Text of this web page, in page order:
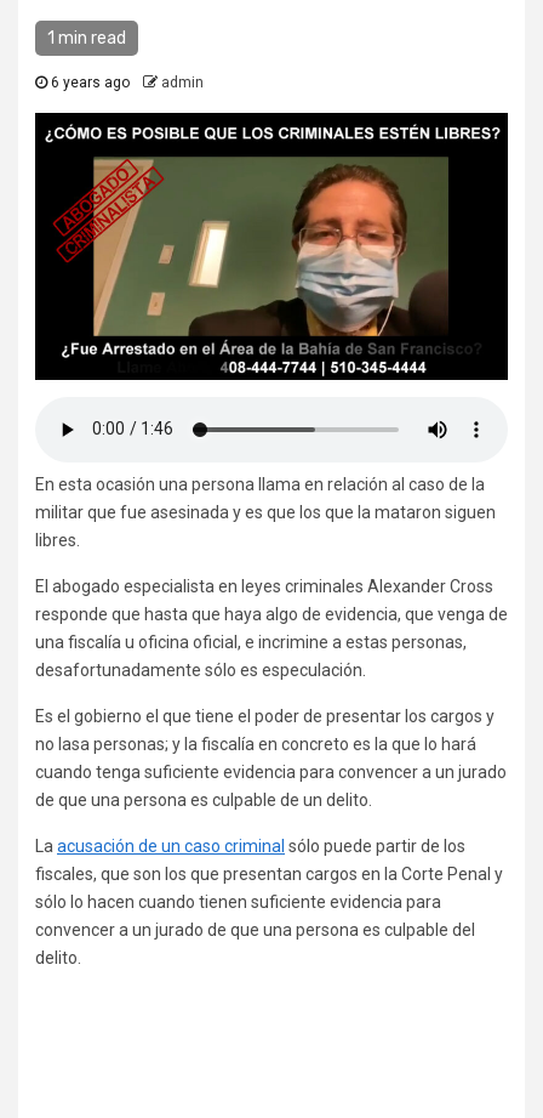
1 min read
6 years ago admin
En esta ocasión una persona llama en relación al caso de la
militar que fue asesinada y es que los que la mataron siguen
libres.
El abogado especialista en leyes criminales Alexander Cross
responde que hasta que haya algo de evidencia, que venga de
una fiscalía u oficina oficial, e incrimine a estas personas,
desafortunadamente sólo es especulación.
Es el gobierno el que tiene el poder de presentar los cargos y
no lasa personas; y la fiscalía en concreto es la que lo hará
cuando tenga suficiente evidencia para convencer a un jurado
de que una persona es culpable de un delito.
La acusación de un caso criminal sólo puede partir de los
fiscales, que son los que presentan cargos en la Corte Penal y
sólo lo hacen cuando tienen suficiente evidencia para
convencer a un jurado de que una persona es culpable del
delito.